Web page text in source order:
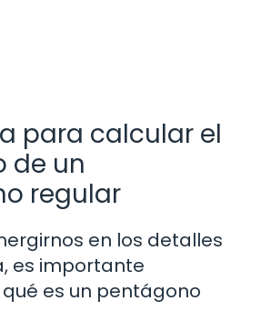
para calcular el
de un
regular
en los detalles
es importante
es un pentágono